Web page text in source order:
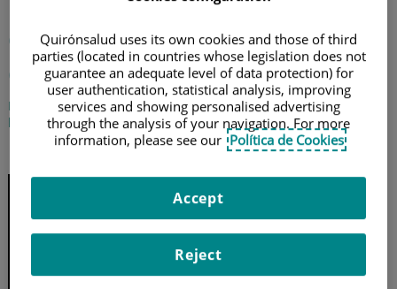
contaminación en el
corazón?
El cardiólogo Rafael Florenciano Sánchez describe cómo afecta
la contaminación a la salud cardiovascular
25 de junio de 2019
Quirónsalud uses its own cookies and those of third
parties (located in countries whose legislation does not
guarantee an adequate level of data protection) for
user authentication, statistical analysis, improving
services and showing personalised advertising
through the analysis of your navigation. For more
information, please see our Política de Cookies
Reject
Accept